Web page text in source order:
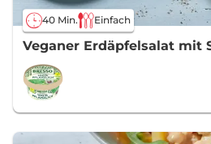
40 Min. Einfach
Veganer Erdäpfelsalat mit